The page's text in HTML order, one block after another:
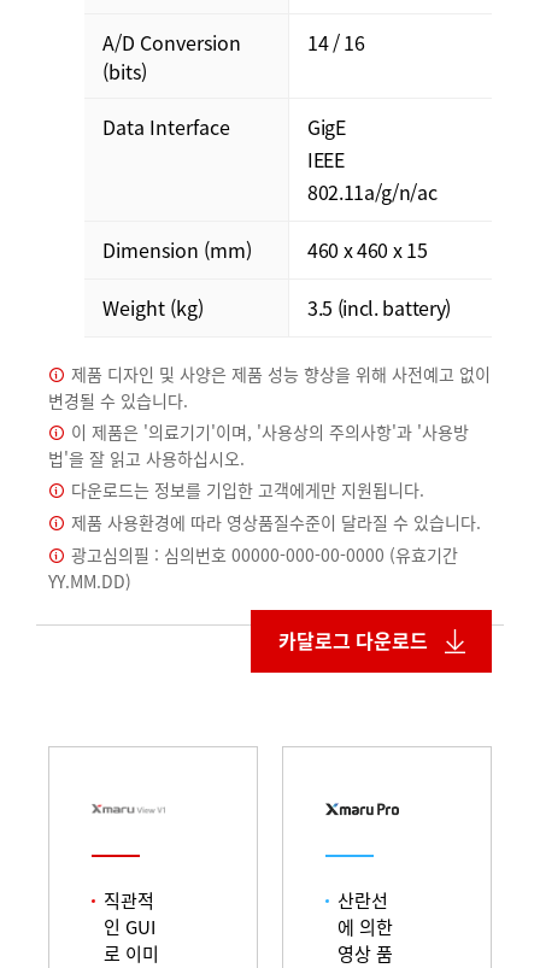
A/D Conversion
(bits)
14 / 16
Data Interface
GigE
IEEE
802.11a/g/n/ac
Dimension (mm)
460 x 460 x 15
Weight (kg)
3.5 (incl. battery)
제품 디자인 및 사양은 제품 성능 향상을 위해 사전예고 없이
변경될 수 있습니다.
이 제품은 '의료기기'이며, '사용상의 주의사항'과 '사용방
법'을 잘 읽고 사용하십시오.
다운로드는 정보를 기입한 고객에게만 지원됩니다.
제품 사용환경에 따라 영상품질수준이 달라질 수 있습니다.
광고심의필 : 심의번호 00000-000-00-0000 (유효기간
YY.MM.DD)
카달로그 다운로드
직관적
인 GUI
로 이미
산란선
에 의한
영상 품